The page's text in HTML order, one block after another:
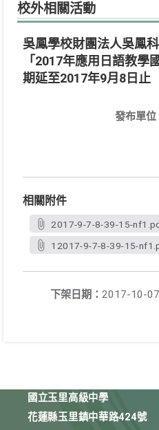
校外相關活動
吳鳳學校財團法人吳鳳
「2017年應用日語教學
期延至2017年9月8日止
發布單位
相關附件
2017-9-7-8-39-15-
12017-9-7-8-39-15-
下架日期： 2017-10-07
國立玉里高級中學
花蓮縣玉里鎮中華路424號